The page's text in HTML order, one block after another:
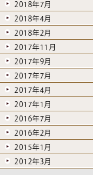
2018年7月
2018年4月
2018年2月
2017年11月
2017年9月
2017年7月
2017年4月
2017年1月
2016年7月
2016年2月
2015年1月
2012年3月